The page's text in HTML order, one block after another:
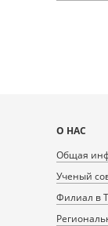
Карта
сайта
О НАС
Общая
Ученый
Филиал в